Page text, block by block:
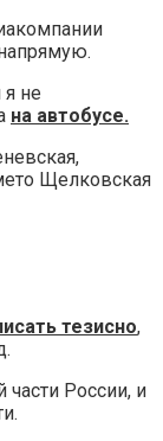
не
на автобусе.
Щелковская
тезисно,
части России, и